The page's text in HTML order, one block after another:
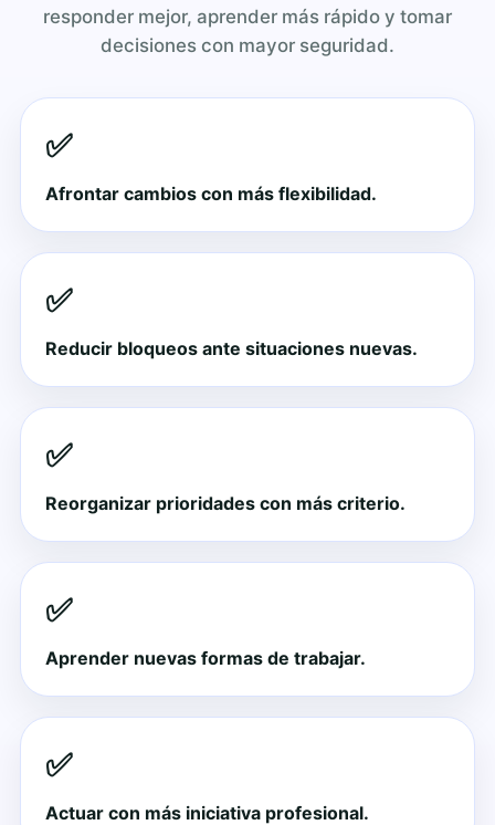
responder mejor, aprender más rápido y tomar
decisiones con mayor seguridad.
✅
Afrontar cambios con más flexibilidad.
✅
Reducir bloqueos ante situaciones nuevas.
✅
Reorganizar prioridades con más criterio.
✅
Aprender nuevas formas de trabajar.
✅
Actuar con más iniciativa profesional.